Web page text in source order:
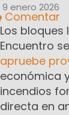
9 enero 2026
Comentar
Los
Encuentro
apruebe
económica
incendios
directa en